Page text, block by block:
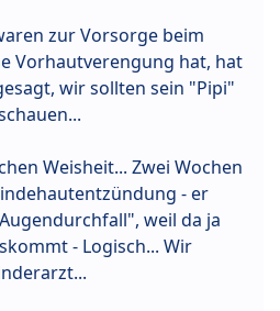
zur Vorsorge beim
Vorhautverengung hat, hat
wir sollten sein "Pipi"
Weisheit... Zwei Wochen
- er
weil da ja
- Logisch... Wir